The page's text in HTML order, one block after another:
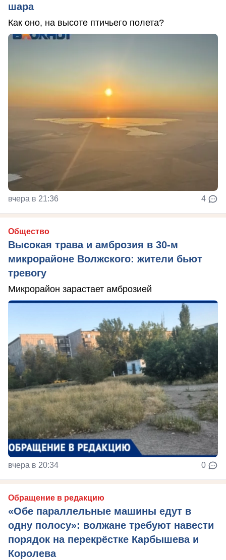
шара
Как оно, на высоте птичьего полета?
вчера в 21:36 4
Общество
Высокая трава и амброзия в 30‑м
микрорайоне Волжского: жители бьют
тревогу
Микрорайон зарастает амброзией
вчера в 20:34 0
Обращение в редакцию
«Обе параллельные машины едут в
одну полосу»: волжане требуют навести
порядок на перекрёстке Карбышева и
Королева